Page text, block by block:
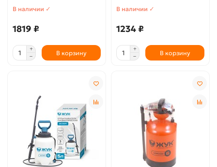
В наличии ✓
1819 ₽
В корзину
В наличии ✓
1234 ₽
В корзину